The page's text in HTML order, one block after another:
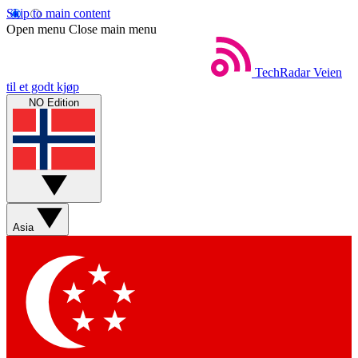
Skip to main content
Open menu Close main menu
TechRadar Veien
til et godt kjøp
NO Edition
Asia